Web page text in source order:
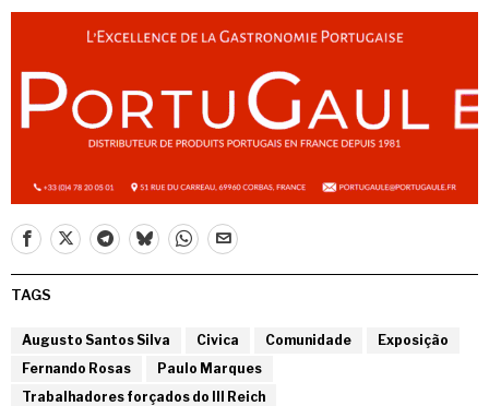
TAGS
Augusto Santos Silva Civica Comunidade
Exposição
Fernando Rosas
Paulo Marques
Trabalhadores forçados do III Reich